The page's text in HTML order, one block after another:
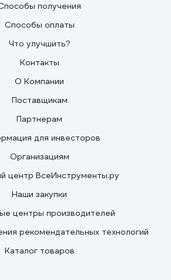
получения
Способы оплаты
Что улучшить?
Контакты
О Компании
Поставщикам
Партнерам
для инвесторов
Организациям
центр ВсеИнструменты.ру
Наши закупки
центры производителей
рекомендательных технологий
Каталог товаров